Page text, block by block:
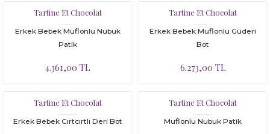
Tartine Et Chocolat
Erkek Bebek Muflonlu Nubuk
Patik
4.361,00 TL
Tartine Et Chocolat
Erkek Bebek Muflonlu Güderi
Bot
6.273,00 TL
Tartine Et Chocolat
Erkek Bebek Cırtcırtlı Deri Bot
Tartine Et Chocolat
Muflonlu Nubuk Patik